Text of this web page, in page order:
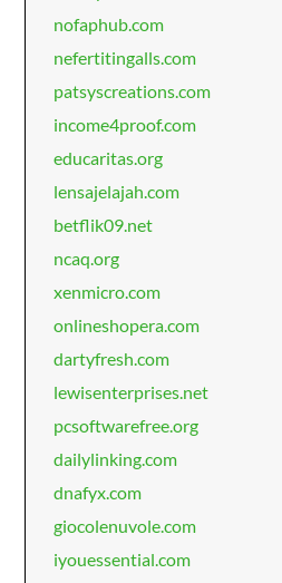
nofaphub.com
nefertitingalls.com
patsyscreations.com
income4proof.com
educaritas.org
lensajelajah.com
betflik09.net
ncaq.org
xenmicro.com
onlineshopera.com
dartyfresh.com
lewisenterprises.net
pcsoftwarefree.org
dailylinking.com
dnafyx.com
giocolenuvole.com
iyouessential.com